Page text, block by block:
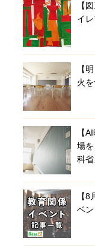
【
イ
【
火
【
場
科
【
ベ